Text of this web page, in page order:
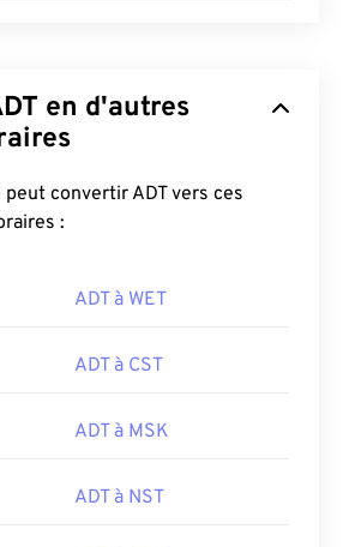
en d'autres
convertir ADT vers ces
:
ADT à WET
ADT à CST
ADT à MSK
ADT à NST